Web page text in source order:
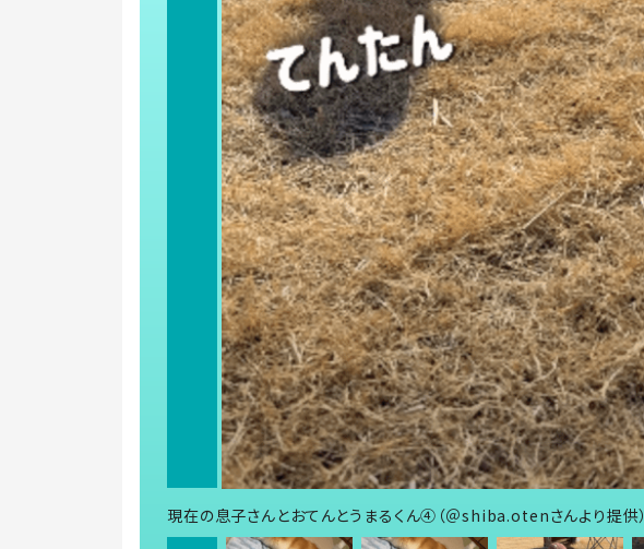
現在の息子さんとおてんとうまるくん④（＠shiba.otenさんより提供）